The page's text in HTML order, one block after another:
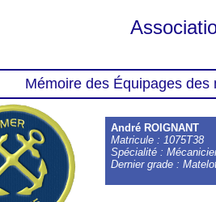
Mémoire des Équipages
André ROIGNANT
Matricule : 1075T38
Spécialité :
Dernier grade :